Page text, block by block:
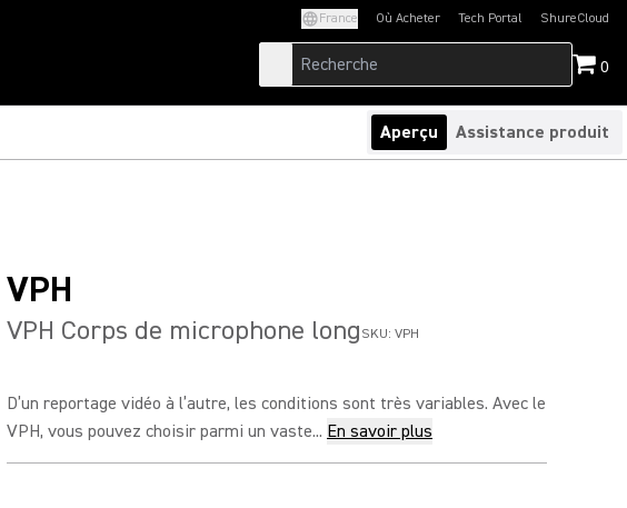
France Où Acheter Tech Portal
(Opens in a new tab)ShureCloud
(Opens in a new
0
Aperçu Assistance produit
VPH
VPH Corps de microphone long SKU: VPH
D’un reportage vidéo à l’autre, les conditions sont très variables. Avec le
VPH, vous pouvez choisir parmi un vaste... En savoir plus